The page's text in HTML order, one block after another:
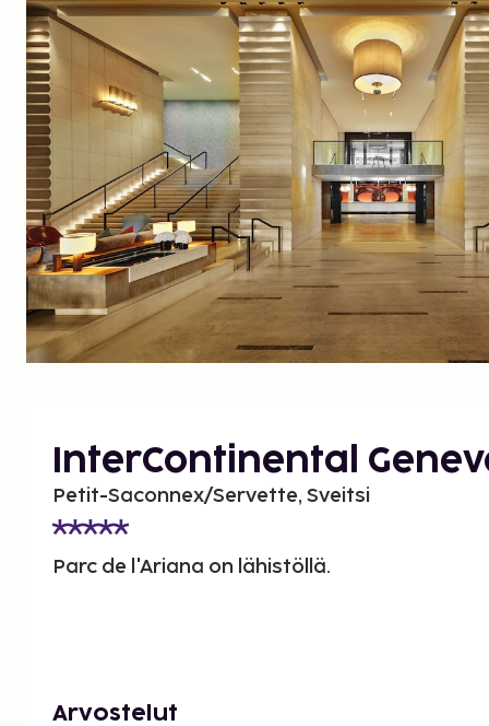
InterContinental
Petit-Saconnex/Servette, Sveitsi
Parc de l'Ariana on lähistöllä.
Arvostelut